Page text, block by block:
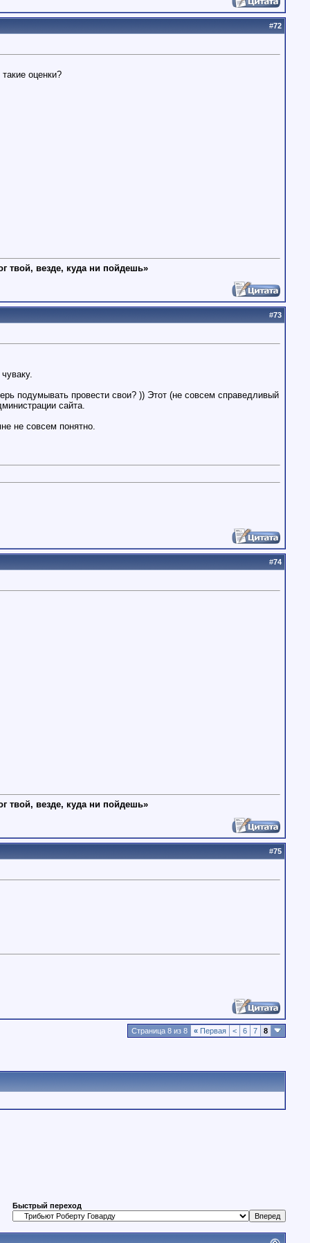
#72
оценки?
твой, везде, куда ни пойдешь»
#73
подумывать провести свои? )) Этот (не совсем справедливый
сайта.
не совсем понятно.
#74
твой, везде, куда ни пойдешь»
#75
Страница 8 из 8 « Первая < 6 7 8
Быстрый переход